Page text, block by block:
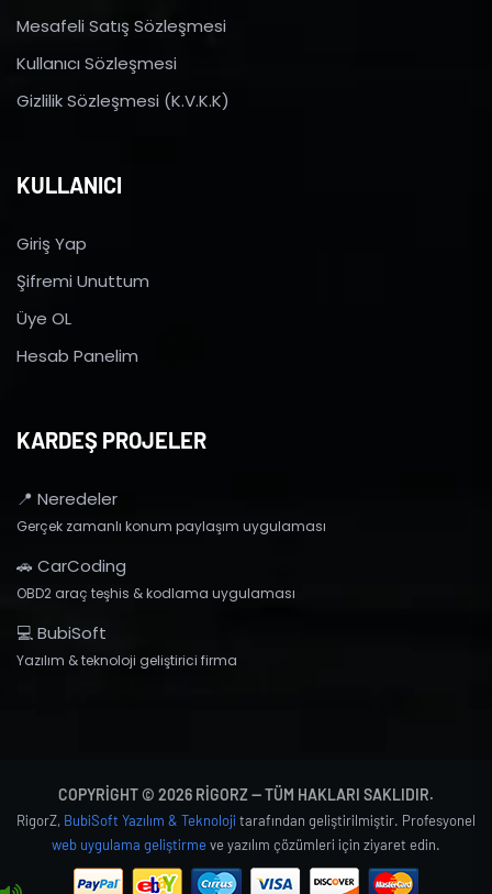
Mesafeli Satış Sözleşmesi
Kullanıcı Sözleşmesi
Gizlilik Sözleşmesi (K.V.K.K)
KULLANICI
Giriş Yap
Şifremi Unuttum
Üye OL
Hesab Panelim
KARDEŞ PROJELER
📍 Neredeler
Gerçek zamanlı konum paylaşım uygulaması
🚗 CarCoding
OBD2 araç teşhis & kodlama uygulaması
💻 BubiSoft
Yazılım & teknoloji geliştirici firma
COPYRIGHT © 2026 RIGORZ — TÜM HAKLARI SAKLIDIR.
RigorZ, BubiSoft Yazılım & Teknoloji tarafından geliştirilmiştir. Profesyonel
web uygulama geliştirmeve yazılım çözümleri için ziyaret edin.